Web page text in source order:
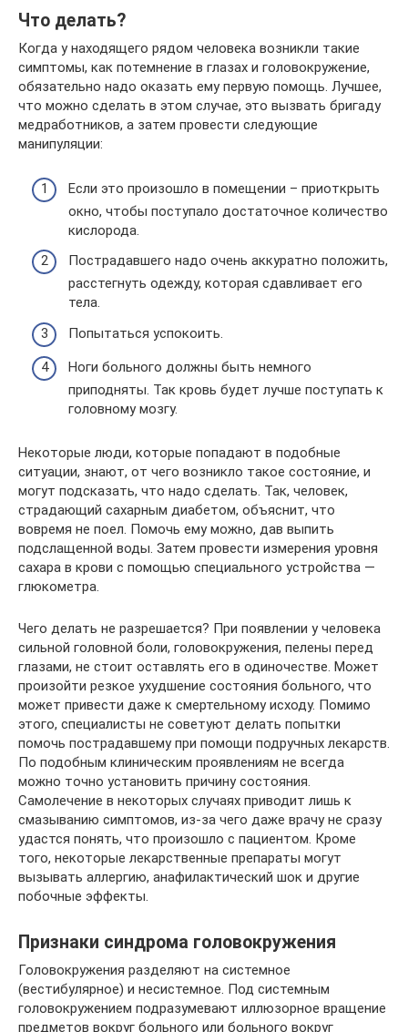
Что делать?
Когда у находящего рядом человека возникли такие
симптомы, как потемнение в глазах и головокружение,
обязательно надо оказать ему первую помощь. Лучшее,
что можно сделать в этом случае, это вызвать бригаду
медработников, а затем провести следующие
манипуляции:
Если это произошло в помещении – приоткрыть
окно, чтобы поступало достаточное количество
кислорода.
Пострадавшего надо очень аккуратно положить,
расстегнуть одежду, которая сдавливает его
тела.
Попытаться успокоить.
Ноги больного должны быть немного
приподняты. Так кровь будет лучше поступать к
головному мозгу.
Некоторые люди, которые попадают в подобные
ситуации, знают, от чего возникло такое состояние, и
могут подсказать, что надо сделать. Так, человек,
страдающий сахарным диабетом, объяснит, что
вовремя не поел. Помочь ему можно, дав выпить
подслащенной воды. Затем провести измерения уровня
сахара в крови с помощью специального устройства —
глюкометра.
Чего делать не разрешается? При появлении у человека
сильной головной боли, головокружения, пелены перед
глазами, не стоит оставлять его в одиночестве. Может
произойти резкое ухудшение состояния больного, что
может привести даже к смертельному исходу. Помимо
этого, специалисты не советуют делать попытки
помочь пострадавшему при помощи подручных лекарств.
По подобным клиническим проявлениям не всегда
можно точно установить причину состояния.
Самолечение в некоторых случаях приводит лишь к
смазыванию симптомов, из-за чего даже врачу не сразу
удастся понять, что произошло с пациентом. Кроме
того, некоторые лекарственные препараты могут
вызывать аллергию, анафилактический шок и другие
побочные эффекты.
Признаки синдрома головокружения
Головокружения разделяют на системное
(вестибулярное) и несистемное. Под системным
головокружением подразумевают иллюзорное вращение
предметов вокруг больного или больного вокруг